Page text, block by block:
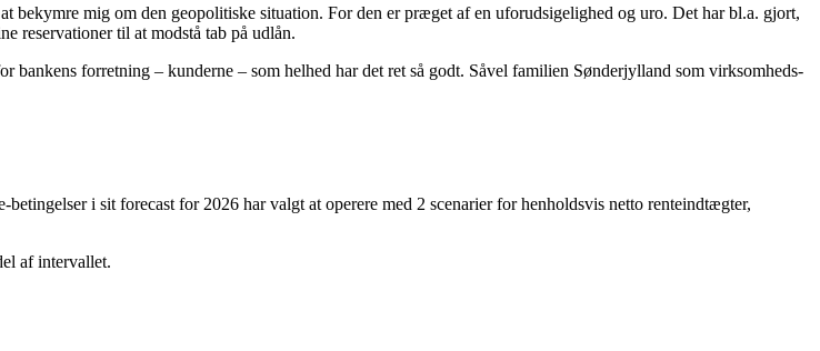
bekymre mig om den geopolitiske situation. For den er præget af en uforudsigelighed og uro. Det har bl.a. gjort,
reservationer til at modstå tab på udlån.
forretning – kunderne – som helhed har det ret så godt. Såvel familien Sønderjylland som virksomheds-
i sit forecast for 2026 har valgt at operere med 2 scenarier for henholdsvis netto renteindtægter,
af intervallet.